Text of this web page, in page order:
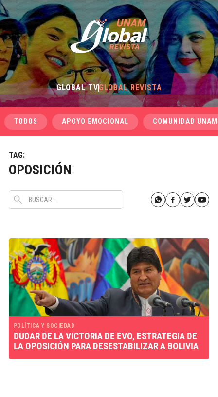
GLOBAL TVGLOBAL REVISTA
TODOS APOYO EMOCIONAL COMUNIDAD UNAM
TAG:
OPOSICIÓN
POLÍTICA Y SOCIEDAD
DUDAR DE LA VICTORIA DE EVO, ESTRATEGIA DE
LA OPOSICIÓN PARA DESESTABILIZAR A BOLIVIA